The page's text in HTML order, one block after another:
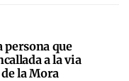
persona que
a la via
la Mora